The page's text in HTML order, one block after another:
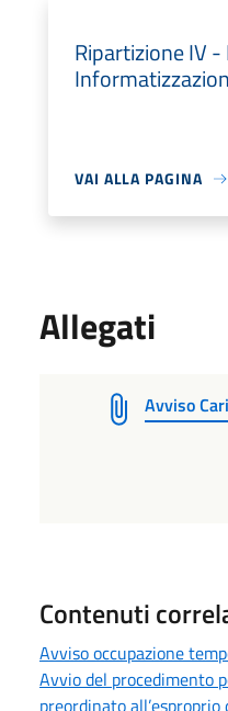
Ripartizione IV
VAI ALLA PAGINA
Allegati
Avviso
Contenuti
Avviso occupazione
Avvio del procedimento
preordinato